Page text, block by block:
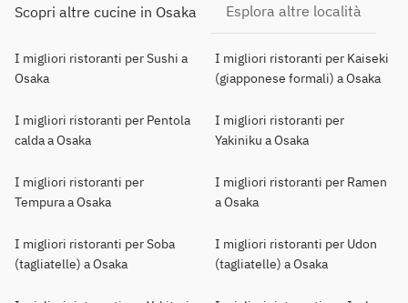
Scopri altre cucine in Osaka Esplora altre località
I migliori ristoranti per Sushi a
Osaka
I migliori ristoranti per Kaiseki
(giapponese formali) a Osaka
I migliori ristoranti per Pentola
calda a Osaka
I migliori ristoranti per
Yakiniku a Osaka
I migliori ristoranti per
Tempura a Osaka
I migliori ristoranti per Ramen
a Osaka
I migliori ristoranti per Soba
(tagliatelle) a Osaka
I migliori ristoranti per Udon
(tagliatelle) a Osaka